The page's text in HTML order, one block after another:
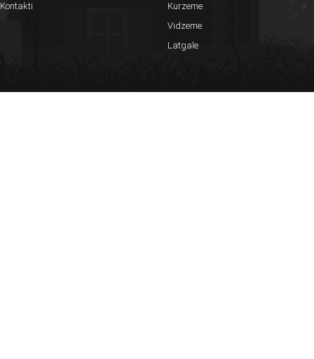
Kontakti
Kurzeme
Vidzeme
Latgale